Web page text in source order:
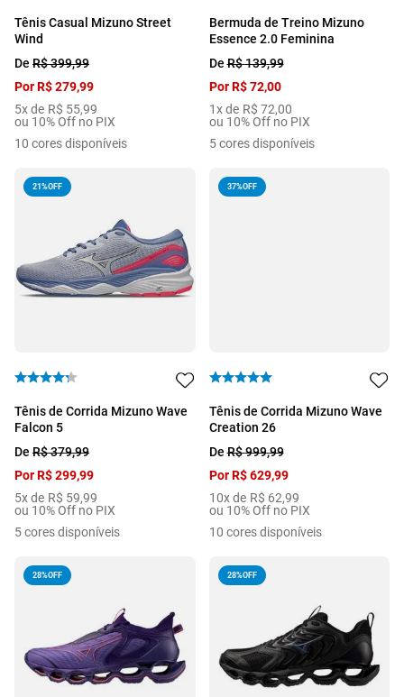
Tênis Casual Mizuno Street
Wind
De R$399,99
Por R$279,99
5x de R$ 55,99
ou 10% Off no PIX
10 cores disponíveis
Bermuda de Treino Mizuno
Essence 2.0 Feminina
DeR$139,99
Por R$ 72,00
1 x de R$ 72,00
ou 10% Off no PIX
5 cores disponíveis
21%OFF
Tênis de Corrida Mizuno Wave
Falcon 5
De R$379,99
PorR$299,99
5x de R$ 59,99
ou 10% Off no PIX
5cores disponíveis
37%OFF
Tênis de Corrida Mizuno Wave
Creation 26
DeR$999,99
PorR$ 629,99
10x de R$ 62,99
ou 10% Off no PIX
10 cores disponíveis
28%OFF 28%OFF